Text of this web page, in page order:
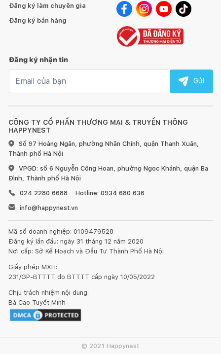
CÔNG TY CỔ PHẦN THƯƠNG MẠI & TRUYỀN THÔNG
HAPPYNEST
Số 97 Hoàng Ngân, phường Nhân Chính, quận Thanh Xuân,
Thành phố Hà Nội
VPGD: số 6 Nguyễn Công Hoan, phường Ngọc Khánh, quận Ba
Đình, Thành phố Hà Nội
024 2280 6688
Hotline: 0934 680 636
info@happynest.vn
Mã số doanh nghiệp: 0109479528
Đăng ký lần đầu: ngày 31 tháng 12 năm 2020
Nơi cấp: Sở Kế Hoạch và Đầu Tư Thành Phố Hà Nội
Giấy phép MXH:
231/GP-BTTTT do BTTTT cấp ngày 10/05/2022
Chịu trách nhiệm nội dung:
Bà Cao Tuyết Minh
Đăng ký làm chuyên gia
Đăng ký bán hàng
Đăng ký nhận tin
Gửi
© 2021 Happynest